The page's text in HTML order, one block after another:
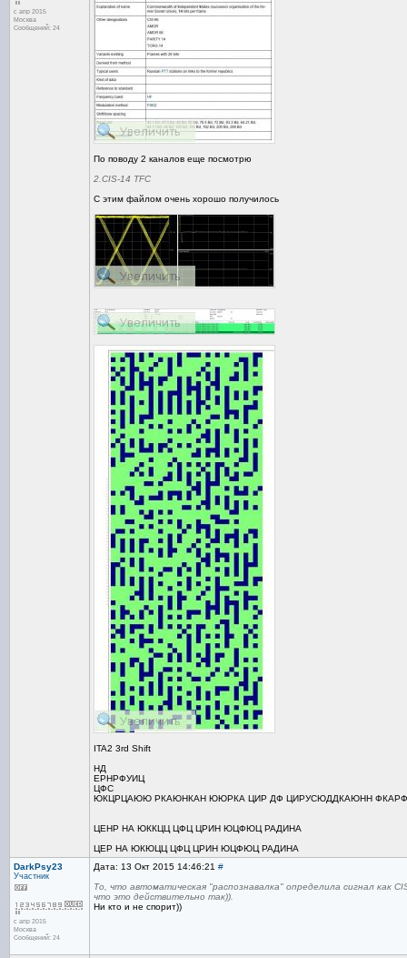
с апр 2015
Москва
Сообщений: 24
По поводу 2 каналов еще посмотрю
2.CIS-14 TFC
С этим файлом очень хорошо получилось
ITA2 3rd Shift
НД
ЕРНРФУИЦ
ЦФС
ЮКЦРЦАЮЮ РКАЮНКАН ЮЮРКА ЦИР ДФ ЦИРУСЮДДКАЮНН
ЦЕНР НА ЮККЦЦ ЦФЦ ЦРИН ЮЦФЮЦ РАДИНА
ЦЕР НА ЮКЮЦЦ ЦФЦ ЦРИН ЮЦФЮЦ РАДИНА
DarkPsy23
Участник
с апр 2015
Москва
Сообщений: 24
Дата: 13 Окт 2015 14:46:21 #
То, что автоматическая "распознавалка" определила сигнал как
что это действительно так)).
Ни кто и не спорит))